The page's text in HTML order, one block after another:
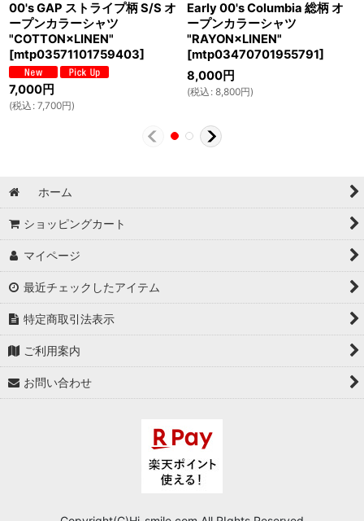
00's GAP ストライプ柄 S/S オ
ープンカラーシャツ
"COTTON×LINEN"
[mtp03571101759403]
7,000円
(税込 : 7,700円)
Early 00's Columbia 総柄 オ
ープンカラーシャツ
"RAYON×LINEN"
[mtp03470701955791]
8,000円
(税込 : 8,800円)
ホーム
ショッピングカート
マイページ
最近チェックしたアイテム
特定商取引法表示
ご利用案内
お問い合わせ